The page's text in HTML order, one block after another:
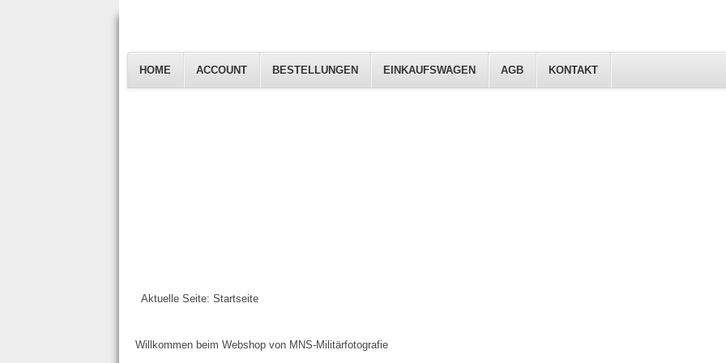
HOME ACCOUNT BESTELLUNGEN EINKAUFSWAGEN AGB KONTAKT
Aktuelle Seite: Startseite
Willkommen beim Webshop von MNS-Militärfotografie